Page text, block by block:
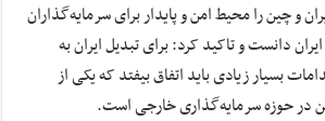
و چین را محیط امن و پایدار برای سرمایه‌گذاران
دانست و تاکید کرد: برای تبدیل ایران به
بسیار زیادی باید اتفاق بیفتد که یکی از
در حوزه سرمایه‌گذاری خارجی است.